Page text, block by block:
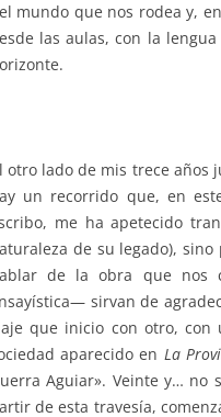
mundo que nos rodea y,
las aulas, con la
otro lado de mis trece años
un recorrido que, en
me ha apetecido
de su legado),
de la obra que nos
sirvan de
que inicio con otro, con
aparecido en La
Aguiar». Veinte y… no
de esta travesía,